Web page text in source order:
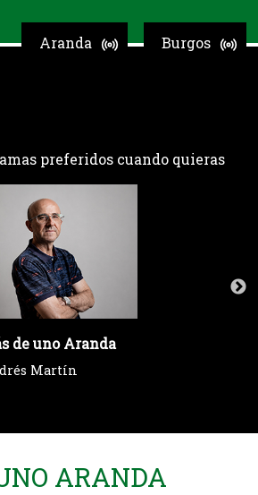
Burgos
Aranda
preferidos cuando quieras
de uno Aranda
Martín
ARANDA